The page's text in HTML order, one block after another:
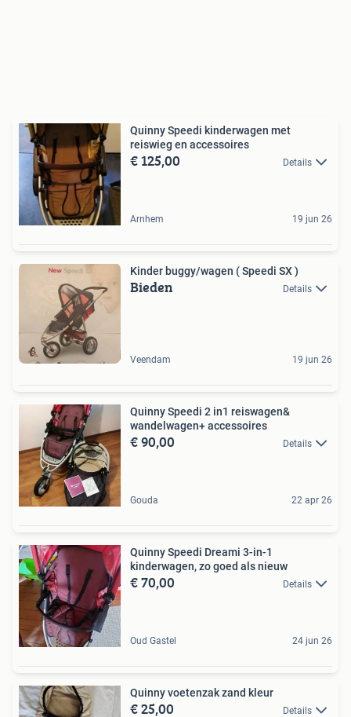
Quinny Speedi kinderwagen met
reiswieg en accessoires
€ 125,00 Details
Arnhem 19 jun 26
Kinder buggy/wagen ( Speedi SX )
Bieden Details
Veendam 19 jun 26
Quinny Speedi 2 in1 reiswagen&
wandelwagen+ accessoires
€ 90,00 Details
Gouda 22 apr 26
Quinny Speedi Dreami 3-in-1
kinderwagen, zo goed als nieuw
€ 70,00 Details
Oud Gastel 24 jun 26
Quinny voetenzak zand kleur
€ 25,00 Details